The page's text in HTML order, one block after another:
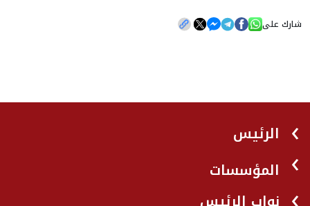
شارك على
الرئيس
المؤسسات